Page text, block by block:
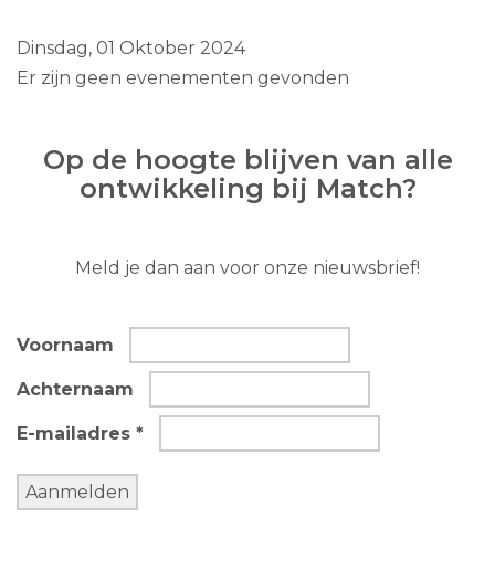
Dinsdag, 01 Oktober 2024
Er zijn geen evenementen gevonden
Op de hoogte blijven van alle
ontwikkeling bij Match?
Meld je dan aan voor onze nieuwsbrief!
Voornaam
Achternaam
E-mailadres *